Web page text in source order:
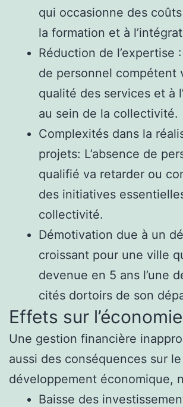
qui occasionne des
la formation et à
Réduction de l’expertise :
de personnel compétent
qualité des services et à
au sein de la collectivité.
Complexités dans la
projets: L’absence de
qualifié va retarder ou
des initiatives
collectivité.
Démotivation due à un
croissant pour une ville
devenue en 5 ans l’une
cités dortoirs de son
Effets sur
Une gestion financière
aussi des conséquences sur le
développement économique,
Baisse des